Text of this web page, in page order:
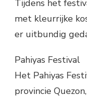
Tijdens het
met kleurrijke
er uitbundig
Pahiyas Festival
Het Pahiyas
provincie